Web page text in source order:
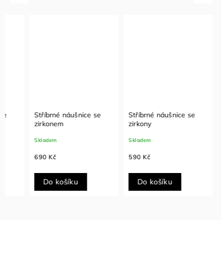
Stříbrné náušnice se
zirkonem
Skladem
Do košíku
Stříbrné náušnice se
zirkony
Skladem
Do košíku